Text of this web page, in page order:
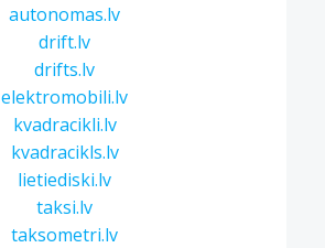
autonomas.lv
drift.lv
drifts.lv
elektromobili.lv
kvadracikli.lv
kvadracikls.lv
lietiediski.lv
taksi.lv
taksometri.lv